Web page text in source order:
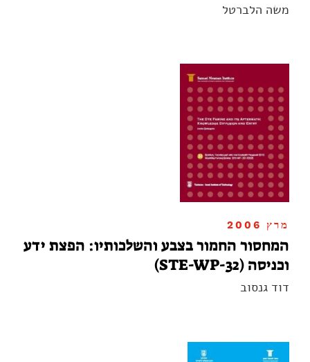
משה הלברטל
מרץ 2006
המחסור החמור בצבע והשלכותיו: הפצת ידע
וכניסה (STE-WP-32)
דוד גנסוב